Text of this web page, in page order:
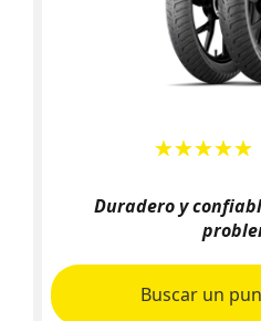
★★★★★
☆☆☆☆☆
Duradero y
Buscar un